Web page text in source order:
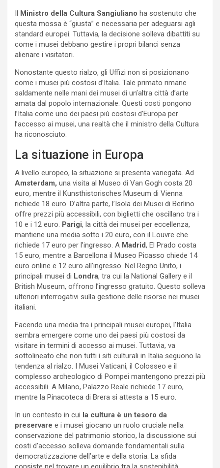
Ministro della Cultura Sangiuliano ha sostenuto che
questa mossa è “giusta” e necessaria per adeguarsi agli
standard europei. Tuttavia, la decisione solleva dibattiti su
come i musei debbano gestire i propri bilanci senza
alienare i visitatori.
Nonostante questo rialzo, gli Uffizi non si posizionano
come i musei più costosi d’Italia. Tale primato rimane
saldamente nelle mani dei musei di un’altra città d’arte
amata dal popolo internazionale. Questi costi pongono
l’Italia come uno dei paesi più costosi d’Europa per
l’accesso ai musei, una realtà che il ministro della Cultura
ha riconosciuto.
La situazione in Europa
A livello europeo, la situazione si presenta variegata. Ad
Amsterdam, una visita al Museo di Van Gogh costa 20
euro, mentre il Kunsthistorisches Museum di Vienna
richiede 18 euro. D’altra parte, l’Isola dei Musei di Berlino
offre prezzi più accessibili, con biglietti che oscillano tra i
10 e i 12 euro. Parigi, la città dei musei per eccellenza,
mantiene una media sotto i 20 euro, con il Louvre che
richiede 17 euro per l’ingresso. A Madrid, El Prado costa
15 euro, mentre a Barcellona il Museo Picasso chiede 14
euro online e 12 euro all’ingresso. Nel Regno Unito, i
principali musei di Londra, tra cui la National Gallery e il
British Museum, offrono l’ingresso gratuito. Questo solleva
ulteriori interrogativi sulla gestione delle risorse nei musei
italiani.
Facendo una media tra i principali musei europei, l’Italia
sembra emergere come uno dei paesi più costosi da
visitare in termini di accesso ai musei. Tuttavia, va
sottolineato che non tutti i siti culturali in Italia seguono la
tendenza al rialzo. I Musei Vaticani, il Colosseo e il
complesso archeologico di Pompei mantengono prezzi più
accessibili. A Milano, Palazzo Reale richiede 17 euro,
mentre la Pinacoteca di Brera si attesta a 15 euro.
In un contesto in cui la cultura è un tesoro da
preservare e i musei giocano un ruolo cruciale nella
conservazione del patrimonio storico, la discussione sui
costi d’accesso solleva domande fondamentali sulla
democratizzazione dell’arte e della storia. La sfida